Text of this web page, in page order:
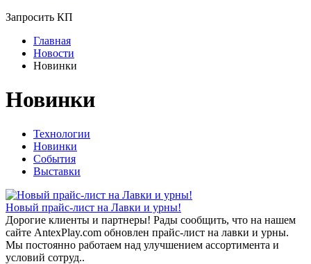
Запросить КП
Главная
Новости
Новинки
Новинки
Технологии
Новинки
События
Выставки
Новый прайс-лист на Лавки и урны!
Дорогие клиенты и партнеры! Рады сообщить, что на нашем
сайте AntexPlay.com обновлен прайс-лист на лавки и урны.
Мы постоянно работаем над улучшением ассортимента и
условий сотруд..